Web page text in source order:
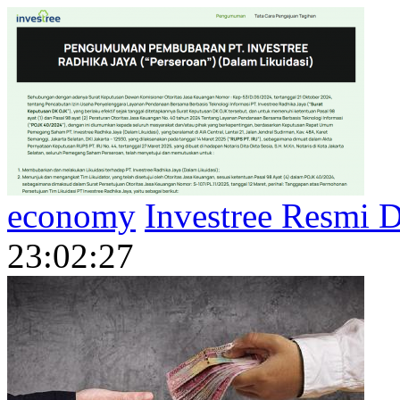
economy Investree Resmi
23:02:27